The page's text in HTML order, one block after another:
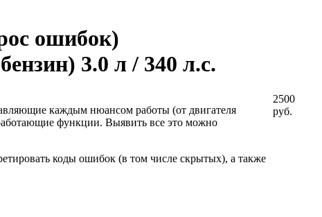
ошибок)
3.0 л / 340 л.с.
каждым нюансом работы (от двигателя
функции. Выявить все это можно
коды ошибок (в том числе скрытых), а также
2500
руб.